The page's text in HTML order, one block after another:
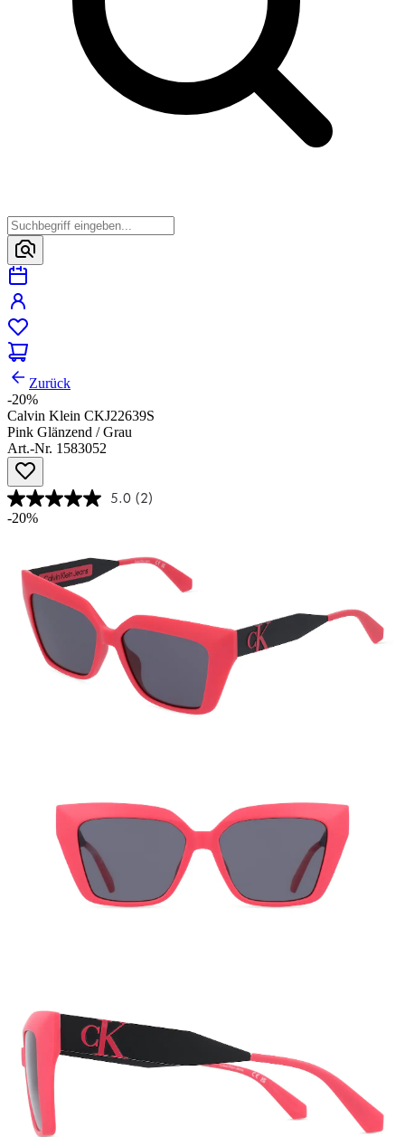
Zurück
-20%
Calvin Klein CKJ22639S
Pink Glänzend / Grau
Art.-Nr. 1583052
5.0 (2)
-20%